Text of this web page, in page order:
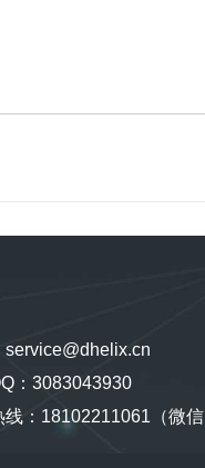
service@dhelix.cn
：3083043930
线：18102211061（微信